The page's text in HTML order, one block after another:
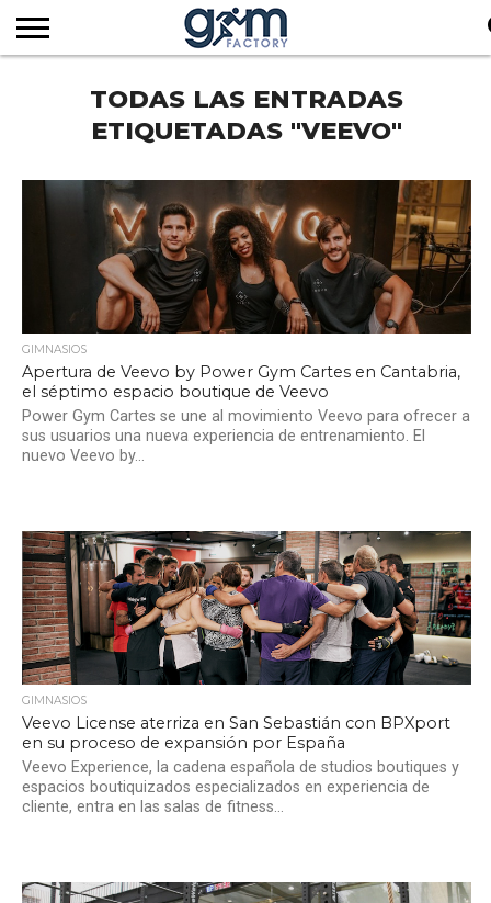
REVISTA
FACTORY
SOCIOS
EMPRESAS
SECTOR
SERVICIOS
AUDIOVISUALES
NOTICIAS
SUSCRIPCIÓN
TODAS LAS ENTRADAS
ETIQUETADAS "VEEVO"
GIMNASIOS
Apertura de Veevo by Power Gym Cartes en Cantabria,
el séptimo espacio boutique de Veevo
Power Gym Cartes se une al movimiento Veevo para ofrecer a
sus usuarios una nueva experiencia de entrenamiento. El
nuevo Veevo by...
GIMNASIOS
Veevo License aterriza en San Sebastián con BPXport
en su proceso de expansión por España
Veevo Experience, la cadena española de studios boutiques y
espacios boutiquizados especializados en experiencia de
cliente, entra en las salas de fitness...